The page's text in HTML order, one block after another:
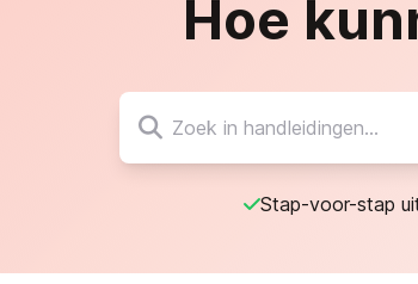
Hoe
Stap-voor-stap